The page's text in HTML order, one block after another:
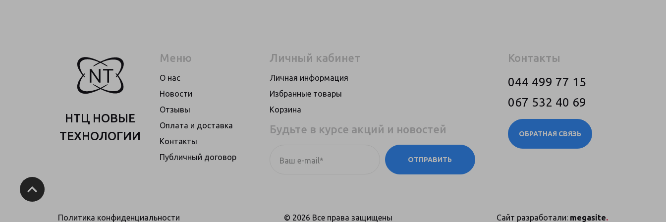
НТЦ НОВЫЕ
ТЕХНОЛОГИИ
Меню
О нас
Новости
Отзывы
Оплата и доставка
Контакты
Публичный договор
Личный кабинет
Личная информация
Избранные товары
Корзина
Будьте в курсе акций и новостей
Ваш e-mail* ОТПРАВИТЬ
Контакты
044 499 77 15
067 532 40 69
ОБРАТНАЯ СВЯЗЬ
Политика конфиденциальности © 2026 Все права защищены Сайт разработали: megasite.